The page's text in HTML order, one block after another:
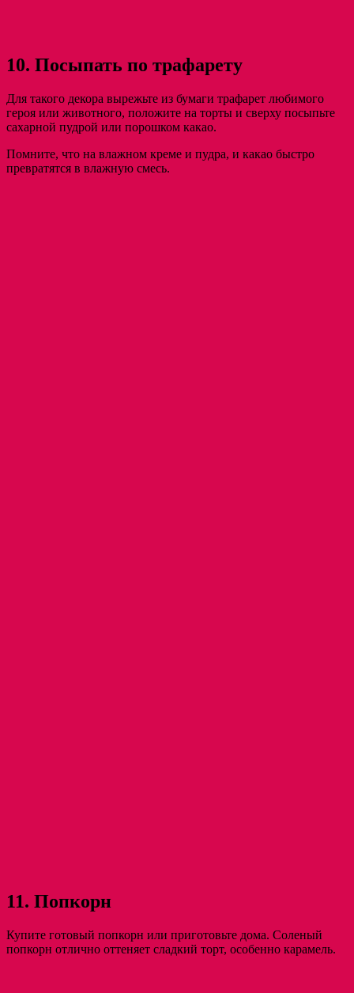
10. Посыпать по трафарету
Для такого декора вырежьте из бумаги трафарет любимого
героя или животного, положите на торты и сверху посыпьте
сахарной пудрой или порошком какао.
Помните, что на влажном креме и пудра, и какао быстро
превратятся в влажную смесь.
11. Попкорн
Купите готовый попкорн или приготовьте дома. Соленый
попкорн отлично оттеняет сладкий торт, особенно карамель.